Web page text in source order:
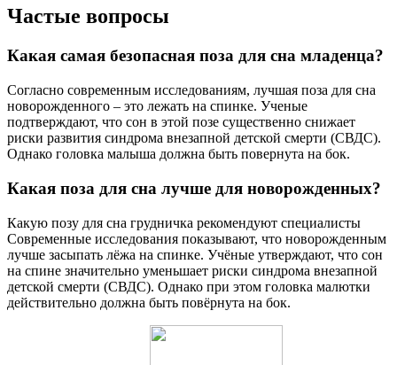
Частые вопросы
Какая самая безопасная поза для сна младенца?
Согласно современным исследованиям, лучшая поза для сна
новорожденного – это лежать на спинке. Ученые
подтверждают, что сон в этой позе существенно снижает
риски развития синдрома внезапной детской смерти (СВДС).
Однако головка малыша должна быть повернута на бок.
Какая поза для сна лучше для новорожденных?
Какую позу для сна грудничка рекомендуют специалисты
Современные исследования показывают, что новорожденным
лучше засыпать лёжа на спинке. Учёные утверждают, что сон
на спине значительно уменьшает риски синдрома внезапной
детской смерти (СВДС). Однако при этом головка малютки
действительно должна быть повёрнута на бок.